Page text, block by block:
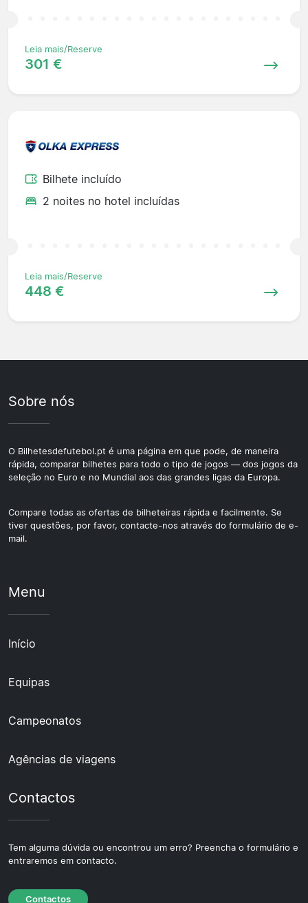
Leia mais/Reserve
301 €
Bilhete incluído
2 noites no hotel incluídas
Leia mais/Reserve
448 €
Sobre nós
O Bilhetesdefutebol.pt é uma página em que pode, de maneira
rápida, comparar bilhetes para todo o tipo de jogos — dos jogos da
seleção no Euro e no Mundial aos das grandes ligas da Europa.
Compare todas as ofertas de bilheteiras rápida e facilmente. Se
tiver questões, por favor, contacte-nos através do formulário de e-
mail.
Menu
Início
Equipas
Campeonatos
Agências de viagens
Contactos
Tem alguma dúvida ou encontrou um erro? Preencha o formulário e
entraremos em contacto.
Contactos